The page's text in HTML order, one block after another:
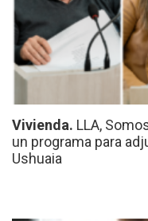
Vivienda. LLA,
un programa para
Ushuaia